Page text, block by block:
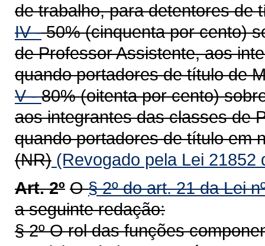
de trabalho, para detentores de
IV -50% (cinquenta por cento)
de Professor Assistente, aos
quando portadores de título de
V -80% (oitenta por cento)
aos integrantes das classes de
quando portadores de título em
(NR) (Revogado pela Lei 21852
Art. 2º O§ 2º do art. 21 da Lei
a seguinte redação:
§ 2º O rol das funções